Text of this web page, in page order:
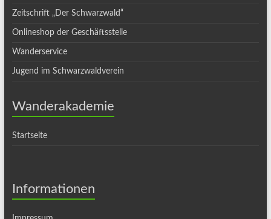
Zeitschrift „Der Schwarzwald“
Onlineshop der Geschäftsstelle
Wanderservice
Jugend im Schwarzwaldverein
Wanderakademie
Startseite
Informationen